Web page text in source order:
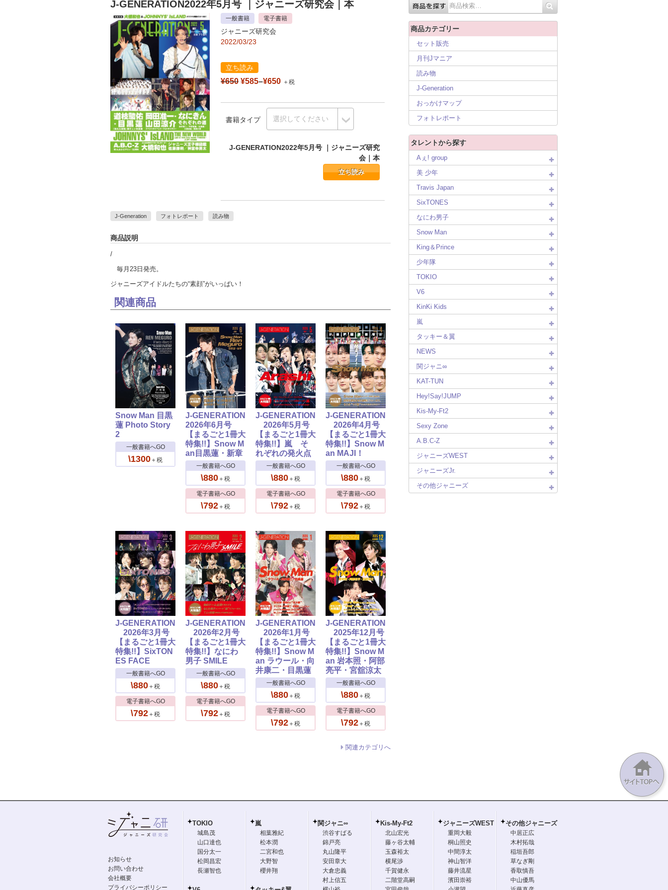
J-GENERATION2022年5月号 ｜ジャニーズ研究会｜本
一般書籍 電子書籍
ジャニーズ研究会
2022/03/23
立ち読み
¥650 ¥585–¥650 ＋税
書籍タイプ
J-GENERATION2022年5月号 ｜ジャニーズ研究
会｜本
立ち読み
J-Generation フォトレポート 読み物
商品説明
/
毎月23日発売。
ジャニーズアイドルたちの“素顔”がいっぱい！
関連商品
Snow Man 目黒
蓮 Photo Story
2
一般書籍へGO
\1300 ＋税
J-GENERATION
2026年6月号
【まるごと1冊大
特集!!】Snow M
an目黒蓮・新章
一般書籍へGO
\880 ＋税
電子書籍へGO
\792 ＋税
J-GENERATION
2026年5月号
【まるごと1冊大
特集!!】嵐 そ
れぞれの発火点
一般書籍へGO
\880 ＋税
電子書籍へGO
\792 ＋税
J-GENERATION
2026年4月号
【まるごと1冊大
特集!!】Snow M
an MAJI！
一般書籍へGO
\880 ＋税
電子書籍へGO
\792 ＋税
J-GENERATION
2026年3月号
【まるごと1冊大
特集!!】SixTON
ES FACE
一般書籍へGO
\880 ＋税
電子書籍へGO
\792 ＋税
J-GENERATION
2026年2月号
【まるごと1冊大
特集!!】なにわ
男子 SMILE
一般書籍へGO
\880 ＋税
電子書籍へGO
\792 ＋税
J-GENERATION
2026年1月号
【まるごと1冊大
特集!!】Snow M
an ラウール・向
井康二・目黒蓮
一般書籍へGO
\880 ＋税
電子書籍へGO
\792 ＋税
J-GENERATION
2025年12月号
【まるごと1冊大
特集!!】Snow M
an 岩本照・阿部
亮平・宮舘涼太
一般書籍へGO
\880 ＋税
電子書籍へGO
\792 ＋税
関連カテゴリへ
商品カテゴリー
セット販売
月刊Jマニア
読み物
J-Generation
おっかけマップ
フォトレポート
タレントから探す
Aぇ! group
美 少年
Travis Japan
SixTONES
なにわ男子
Snow Man
King＆Prince
少年隊
TOKIO
V6
KinKi Kids
嵐
タッキー＆翼
NEWS
関ジャニ∞
KAT-TUN
Hey!Say!JUMP
Kis-My-Ft2
Sexy Zone
A.B.C-Z
ジャニーズWEST
ジャニーズJr.
その他ジャニーズ
お知らせ
お問い合わせ
会社概要
プライバシーポリシー
TOKIO
城島茂
山口達也
国分太一
松岡昌宏
長瀬智也
嵐
相葉雅紀
松本潤
二宮和也
大野智
櫻井翔
関ジャニ∞
渋谷すばる
錦戸亮
丸山隆平
安田章大
大倉忠義
村上信五
Kis-My-Ft2
北山宏光
藤ヶ谷太輔
玉森裕太
横尾渉
千賀健永
二階堂高嗣
ジャニーズWEST
重岡大毅
桐山照史
中間淳太
神山智洋
藤井流星
濱田崇裕
その他ジャニーズ
中居正広
木村拓哉
稲垣吾郎
草なぎ剛
香取慎吾
中山優馬